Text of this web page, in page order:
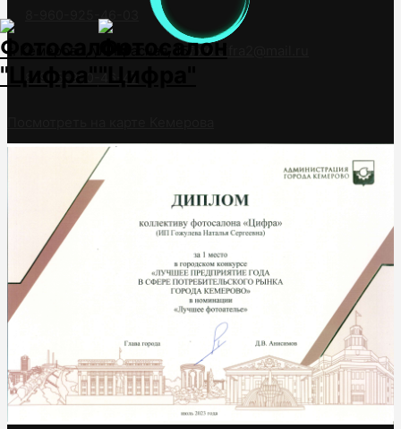
foto.cifra2@mail.ru
8-905-900-46-47